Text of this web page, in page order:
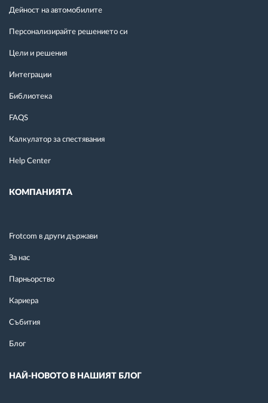
Дейност на автомобилите
Персонализирайте решението си
Цели и решения
Интеграции
Библиотека
FAQS
Калкулатор за спестявания
Help Center
КОМПАНИЯТА
Frotcom в други държави
За нас
Парньорство
Кариера
Събития
Блог
НАЙ-НОВОТО В НАШИЯТ БЛОГ